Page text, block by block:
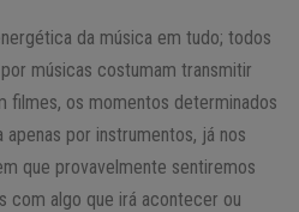
da música em tudo; todos
músicas costumam transmitir
filmes, os momentos determinados
por instrumentos, já nos
que provavelmente sentiremos
com algo que irá acontecer ou